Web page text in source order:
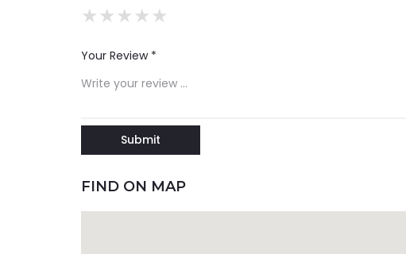
★
★★
★★★
★★★★
★★★★★
Your Review *
FIND ON MAP